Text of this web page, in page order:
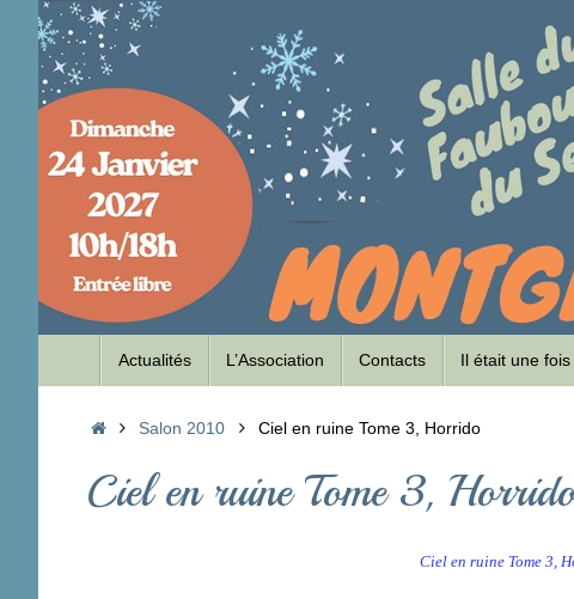
Passer
contenu
Actualités L’Association Contacts Il était une fois
AccueilSalon 2010 Ciel en ruine Tome 3, Horrido
Ciel en ruine Tome 3,
Ciel en ruine Tome 3,